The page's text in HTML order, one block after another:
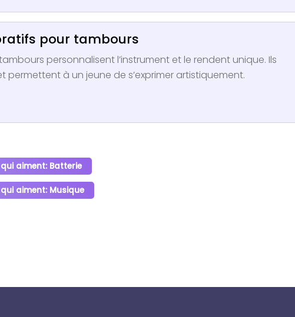
pour tambours
personnalisent l’instrument et le rendent unique. Ils
à un jeune de s’exprimer artistiquement.
aiment: Batterie
aiment: Musique